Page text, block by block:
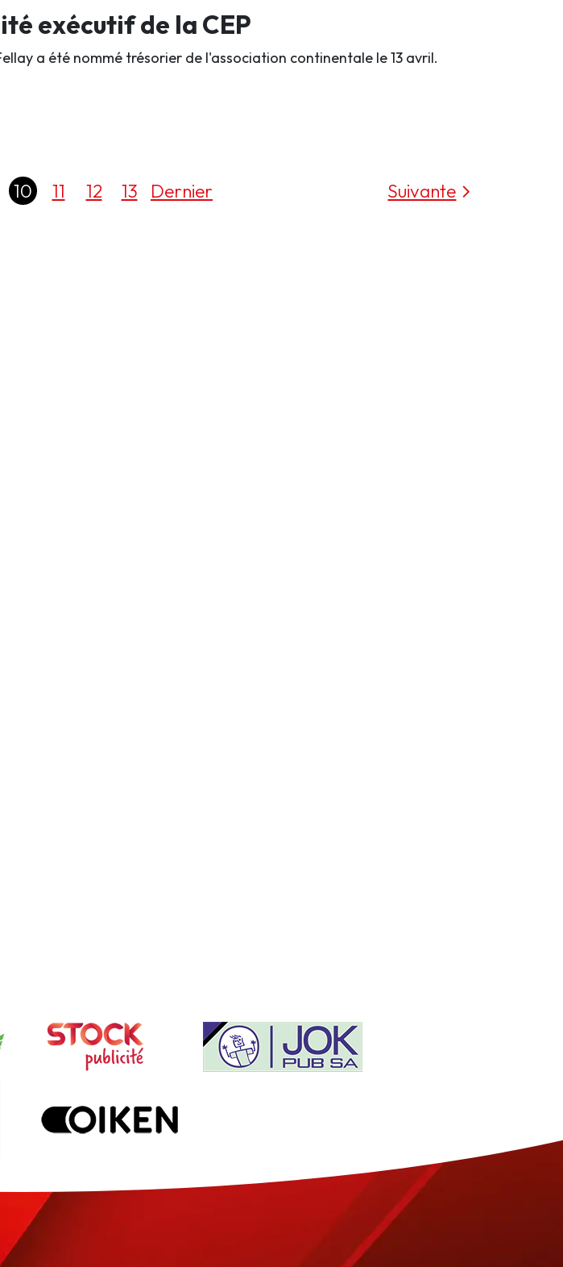
exécutif de la CEP
a été nommé trésorier de l'association continentale le 13 avril.
10 11 12 13 Dernier Suivante